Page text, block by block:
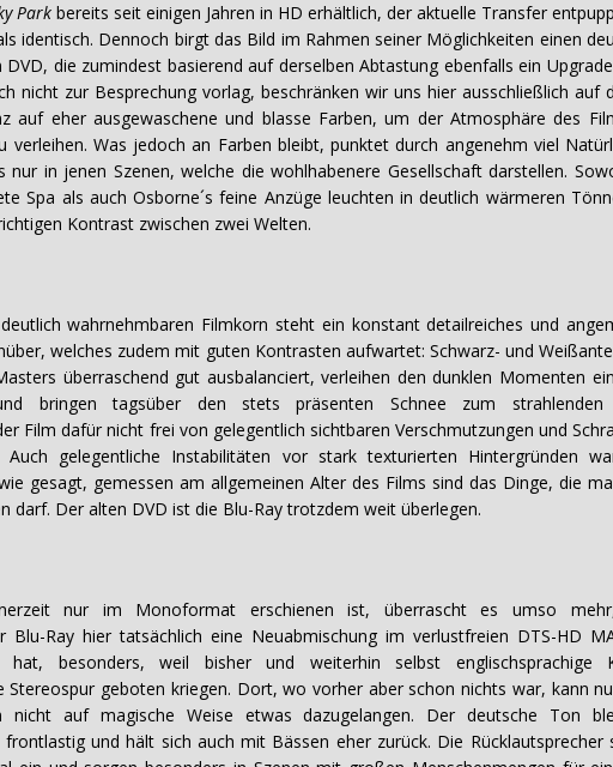
Park bereits seit einigen Jahren in HD erhältlich, der aktuelle Transfer
identisch. Dennoch birgt das Bild im Rahmen seiner Möglichkeiten einen
die zumindest basierend auf derselben Abtastung ebenfalls ein
nicht zur Besprechung vorlag, beschränken wir uns hier ausschließlich auf
auf eher ausgewaschene und blasse Farben, um der Atmosphäre des
verleihen. Was jedoch an Farben bleibt, punktet durch angenehm viel
nur in jenen Szenen, welche die wohlhabenere Gesellschaft darstellen.
Spa als auch Osborne´s feine Anzüge leuchten in deutlich wärmeren
Kontrast zwischen zwei Welten.
wahrnehmbaren Filmkorn steht ein konstant detailreiches und
welches zudem mit guten Kontrasten aufwartet: Schwarz- und
überraschend gut ausbalanciert, verleihen den dunklen Momenten
bringen tagsüber den stets präsenten Schnee zum strahlenden
Film dafür nicht frei von gelegentlich sichtbaren Verschmutzungen und
gelegentliche Instabilitäten vor stark texturierten Hintergründen
gesagt, gemessen am allgemeinen Alter des Films sind das Dinge, die
darf. Der alten DVD ist die Blu-Ray trotzdem weit überlegen.
nur im Monoformat erschienen ist, überrascht es umso
Blu-Ray hier tatsächlich eine Neuabmischung im verlustfreien DTS-HD
hat, besonders, weil bisher und weiterhin selbst englischsprachige
Stereospur geboten kriegen. Dort, wo vorher aber schon nichts war, kann
nicht auf magische Weise etwas dazugelangen. Der deutsche Ton
und hält sich auch mit Bässen eher zurück. Die Rücklautsprecher